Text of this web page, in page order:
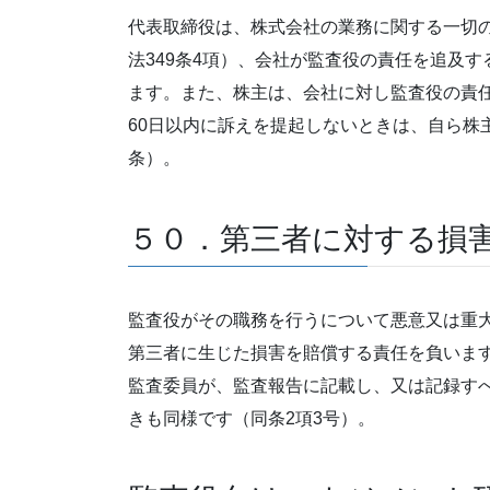
代表取締役は、株式会社の業務に関する一切
法349条4項）、会社が監査役の責任を追及
ます。また、株主は、会社に対し監査役の
60日以内に訴えを提起しないときは、自ら
条）。
５０．第三者に対する損
監査役がその職務を行うについて悪意又は重
第三者に生じた損害を賠償する責任を負いま
監査委員が、監査報告に記載し、又は記録す
きも同様です（同条2項3号）。